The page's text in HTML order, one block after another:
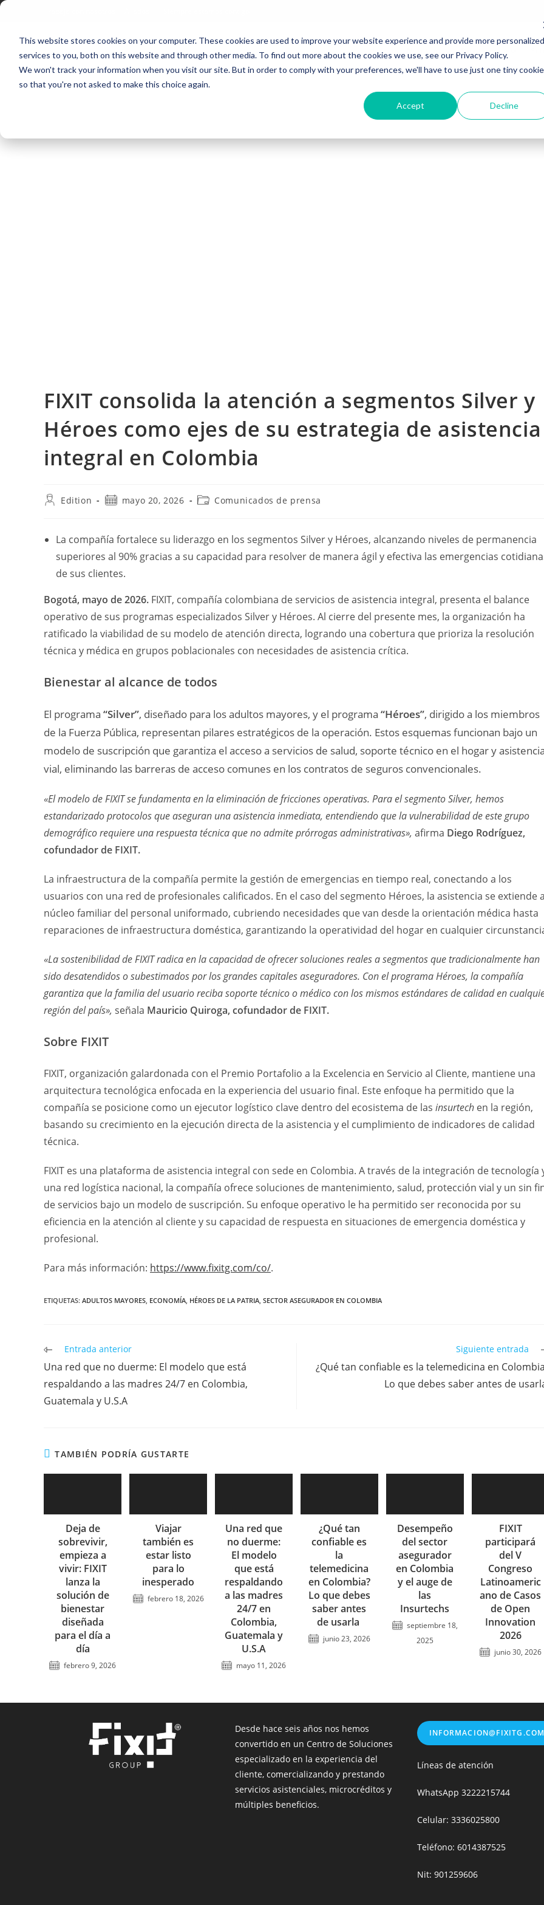
This website stores cookies on your computer. These cookies are used to improve your website experience and provide more personalized
services to you, both on this website and through other media. To find out more about the cookies we use, see our Privacy Policy.
We won't track your information when you visit our site. But in order to comply with your preferences, we'll have to use just one tiny cookie
so that you're not asked to make this choice again.
Accept Decline
Ir
contenido
Inicio Para tu empresa
FIXIT consolida la atención a segmentos Silver y
Héroes como ejes de su estrategia de asistencia
integral en Colombia
Autor
entrada:
Edition
Publicación
entrada:
mayo 20, 2026
Categoría
entrada:
Comunicados de prensa
La compañía fortalece su liderazgo en los segmentos Silver y Héroes, alcanzando niveles de permanencia
superiores al 90% gracias a su capacidad para resolver de manera ágil y efectiva las emergencias
de sus clientes.
Bogotá, mayo de 2026. FIXIT, compañía colombiana de servicios de asistencia integral, presenta el balance
operativo de sus programas especializados Silver y Héroes. Al cierre del presente mes, la organización ha
ratificado la viabilidad de su modelo de atención directa, logrando una cobertura que prioriza la resolución
técnica y médica en grupos poblacionales con necesidades de asistencia crítica.
Bienestar al alcance de todos
El programa “Silver”, diseñado para los adultos mayores, y el programa “Héroes”, dirigido a los miembros
de la Fuerza Pública, representan pilares estratégicos de la operación. Estos esquemas funcionan bajo un
modelo de suscripción que garantiza el acceso a servicios de salud, soporte técnico en el hogar y
vial, eliminando las barreras de acceso comunes en los contratos de seguros convencionales.
«El modelo de FIXIT se fundamenta en la eliminación de fricciones operativas. Para el segmento Silver, hemos
estandarizado protocolos que aseguran una asistencia inmediata, entendiendo que la vulnerabilidad de este grupo
demográfico requiere una respuesta técnica que no admite prórrogas administrativas», afirma Diego Rodríguez,
cofundador de FIXIT.
La infraestructura de la compañía permite la gestión de emergencias en tiempo real, conectando a los
usuarios con una red de profesionales calificados. En el caso del segmento Héroes, la asistencia se extiende
núcleo familiar del personal uniformado, cubriendo necesidades que van desde la orientación médica hasta
reparaciones de infraestructura doméstica, garantizando la operatividad del hogar en cualquier
«La sostenibilidad de FIXIT radica en la capacidad de ofrecer soluciones reales a segmentos que tradicionalmente han
sido desatendidos o subestimados por los grandes capitales aseguradores. Con el programa Héroes, la compañía
garantiza que la familia del usuario reciba soporte técnico o médico con los mismos estándares de calidad en
región del país», señala Mauricio Quiroga, cofundador de FIXIT.
Sobre FIXIT
FIXIT, organización galardonada con el Premio Portafolio a la Excelencia en Servicio al Cliente, mantiene una
arquitectura tecnológica enfocada en la experiencia del usuario final. Este enfoque ha permitido que la
compañía se posicione como un ejecutor logístico clave dentro del ecosistema de las insurtech en la región,
basando su crecimiento en la ejecución directa de la asistencia y el cumplimiento de indicadores de calidad
técnica.
FIXIT es una plataforma de asistencia integral con sede en Colombia. A través de la integración de tecnología
una red logística nacional, la compañía ofrece soluciones de mantenimiento, salud, protección vial y un sin
de servicios bajo un modelo de suscripción. Su enfoque operativo le ha permitido ser reconocida por su
eficiencia en la atención al cliente y su capacidad de respuesta en situaciones de emergencia doméstica y
profesional.
Para más información: https://www.fixitg.com/co/.
ETIQUETAS: ADULTOS MAYORES ECONOMÍA HÉROES DE LA PATRIA SECTOR ASEGURADOR EN COLOMBIA
Leer
artículos
Entrada anterior
Una red que no duerme: El modelo que está
respaldando a las madres 24/7 en Colombia,
Guatemala y U.S.A
Siguiente entrada
¿Qué tan confiable es la telemedicina en
Lo que debes saber antes de
TAMBIÉN PODRÍA GUSTARTE
Deja de
sobrevivir,
empieza a
vivir: FIXIT
lanza la
solución de
bienestar
diseñada
para el día a
día
febrero 9, 2026
Viajar
también es
estar listo
para lo
inesperado
febrero 18, 2026
Una red que
no duerme:
El modelo
que está
respaldando
a las madres
24/7 en
Colombia,
Guatemala y
U.S.A
mayo 11, 2026
¿Qué tan
confiable es
la
telemedicina
en Colombia?
Lo que debes
saber antes
de usarla
junio 23, 2026
Desempeño
del sector
asegurador
en Colombia
y el auge de
las
Insurtechs
septiembre 18,
2025
FIXIT
participará
del V
Congreso
Latinoameric
ano de Casos
de Open
Innovation
2026
junio 30, 2026
Desde hace seis años nos hemos
convertido en un Centro de Soluciones
especializado en la experiencia del
cliente, comercializando y prestando
servicios asistenciales, microcréditos y
múltiples beneficios.
Líneas de atención
WhatsApp 3222215744
Celular: 3336025800
Teléfono: 6014387525
Nit: 901259606